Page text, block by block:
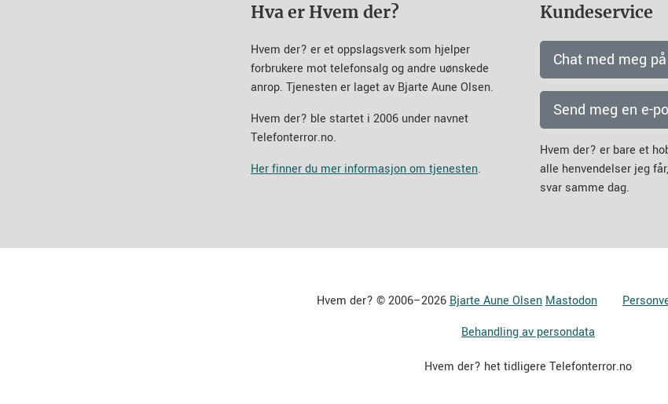
Hva er Hvem der?
Hvem der? er et oppslagsverk som hjelper
forbrukere mot telefonsalg og andre uønskede
anrop. Tjenesten er laget av Bjarte Aune Olsen.
Hvem der? ble startet i 2006 under navnet
Telefonterror.no.
Her finner du mer informasjon om tjenesten.
Kundeservice
Chat med meg
Send meg en e-
Hvem der? er bare et
alle henvendelser jeg
svar samme dag.
Hvem der? © 2006–2026 Bjarte Aune Olsen Mastodon
Behandling av persondata
Hvem der? het tidligere Telefonterror.no